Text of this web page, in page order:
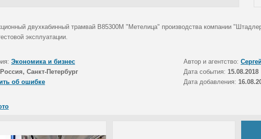
двухкабинный трамвай B85300М "Метелица" производства компании
эксплуатации.
Экономика и бизнес Автор и агентство:
Россия, Санкт-Петербург Дата события: 15.08.2018
об ошибке
Дата добавления: